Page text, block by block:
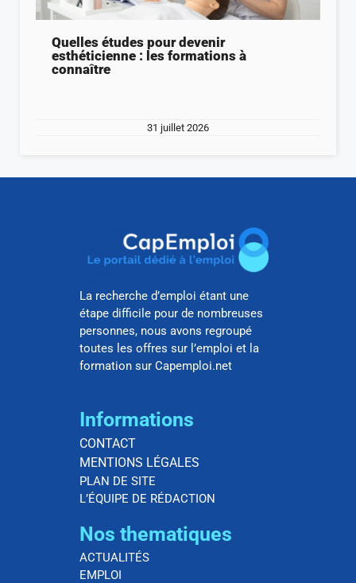
Quelles études pour devenir
esthéticienne : les formations à
connaître
31 juillet 2026
La recherche d’emploi étant une
étape difficile pour de nombreuses
personnes, nous avons regroupé
toutes les offres sur l’emploi et la
formation sur Capemploi.net
Informations
CONTACT
MENTIONS LÉGALES
PLAN DE SITE
L’ÉQUIPE DE RÉDACTION
Nos thematiques
ACTUALITÉS
EMPLOI